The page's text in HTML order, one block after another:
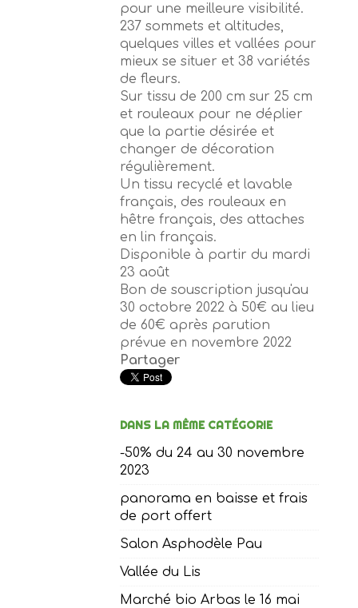
pour une meilleure visibilité.
237 sommets et altitudes,
quelques villes et vallées pour
mieux se situer et 38 variétés
de fleurs.
Sur tissu de 200 cm sur 25 cm
et rouleaux pour ne déplier
que la partie désirée et
changer de décoration
régulièrement.
Un tissu recyclé et lavable
français, des rouleaux en
hêtre français, des attaches
en lin français.
Disponible à partir du mardi
23 août
Bon de souscription jusqu'au
30 octobre 2022 à 50€ au lieu
de 60€ après parution
prévue en novembre 2022
Partager
DANS LA MÊME CATÉGORIE
-50% du 24 au 30 novembre
2023
panorama en baisse et frais
de port offert
Salon Asphodèle Pau
Vallée du Lis
Marché bio Arbas le 16 mai